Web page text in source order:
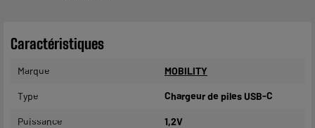
Caractéristiques
Marque MOBILITY
Type Chargeur de piles USB-C
Puissance 1,2V